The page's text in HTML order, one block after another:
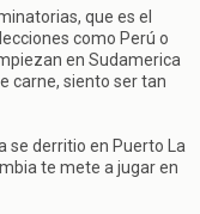
que es el
como Perú o
en Sudamerica
carne, siento ser tan
se derritio en Puerto La
te mete a jugar en